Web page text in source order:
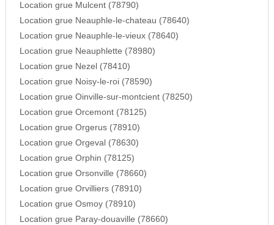
Location grue Mulcent (78790)
Location grue Neauphle-le-chateau (78640)
Location grue Neauphle-le-vieux (78640)
Location grue Neauphlette (78980)
Location grue Nezel (78410)
Location grue Noisy-le-roi (78590)
Location grue Oinville-sur-montcient (78250)
Location grue Orcemont (78125)
Location grue Orgerus (78910)
Location grue Orgeval (78630)
Location grue Orphin (78125)
Location grue Orsonville (78660)
Location grue Orvilliers (78910)
Location grue Osmoy (78910)
Location grue Paray-douaville (78660)